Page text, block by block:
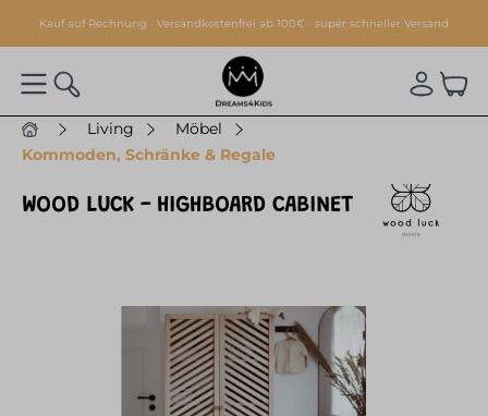
springen
Kauf auf Rechnung · Versandkostenfrei ab 100€ · super schneller Versand
Living
Möbel
Kommoden, Schränke & Regale
WOOD LUCK - HIGHBOARD CABINET
Bildergalerie überspringen